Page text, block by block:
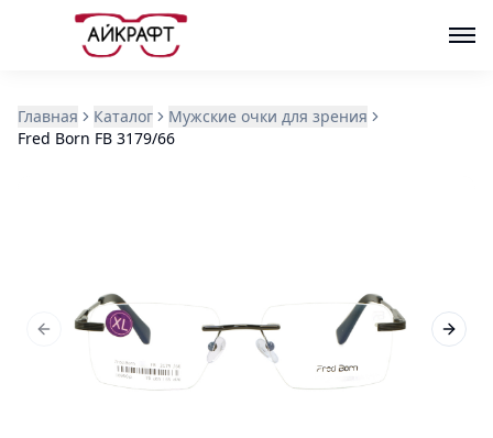
Главная Каталог
Мужские очки для зрения
Fred Born FB 3179/66
Previous slide Next